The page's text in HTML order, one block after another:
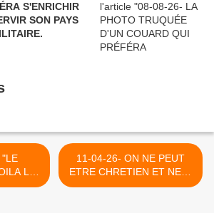
S'ENRICHIR
SON PAYS
LA
11-04-26- ON NE PEUT
ETRE CHRETIEN ET NEO-
LIBERAL... >